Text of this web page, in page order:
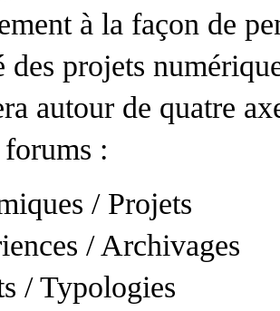
à la façon de
des projets
autour de quatre
forums :
/ Projets
/ Archivages
/ Typologies